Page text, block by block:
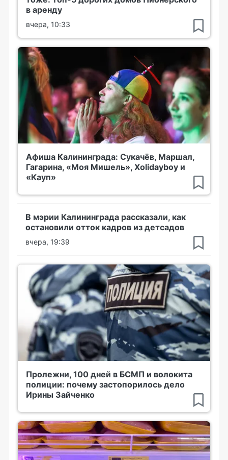
в аренду
вчера, 10:33
Афиша Калининграда: Сукачёв, Маршал,
Гагарина, «Моя Мишель», Xolidayboy и
«Кауп»
В мэрии Калининграда рассказали, как
остановили отток кадров из детсадов
вчера, 19:39
Пролежни, 100 дней в БСМП и волокита
полиции: почему застопорилось дело
Ирины Зайченко